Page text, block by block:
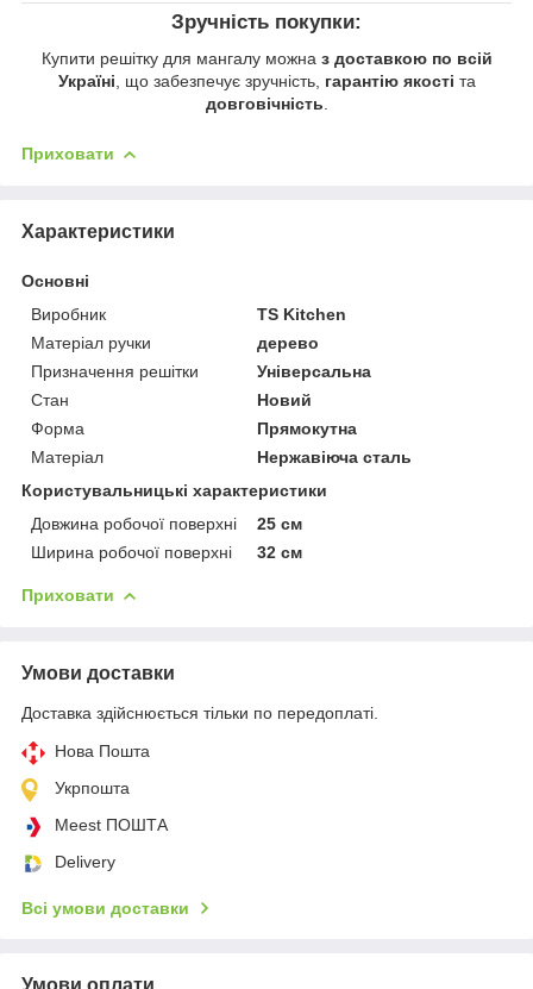
Зручність покупки:
Купити решітку для мангалу можна з доставкою по всій
Україні , що забезпечує зручність, гарантію якості та
довговічність
Приховати
Характеристики
Основні
Виробник
TS Kitchen
Матеріал ручки
дерево
Призначення решітки
Універсальна
Стан
Новий
Форма
Прямокутна
Матеріал
Нержавіюча сталь
Користувальницькі характеристики
Довжина робочої поверхні
25 см
Ширина робочої поверхні
32 см
Приховати
Умови доставки
Доставка здійснюється тільки по передоплаті.
Нова Пошта
Укрпошта
Meest ПОШТА
Delivery
Всі умови доставки
Умови оплати